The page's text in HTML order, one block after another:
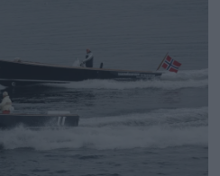
inn